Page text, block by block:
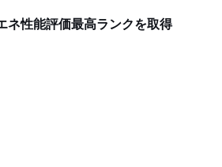
ネ性能評価最高ランクを取得